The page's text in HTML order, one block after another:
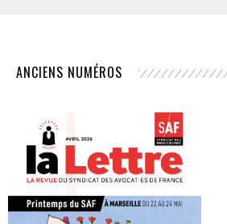
ANCIENS NUMÉROS